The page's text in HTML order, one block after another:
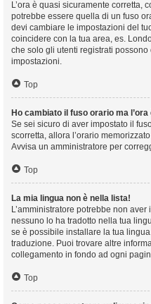
L’ora è quasi sicuramente corretta,
potrebbe essere quella di un fuso
devi cambiare le impostazioni del
coincidere con la tua area, es.
che solo gli utenti registrati
impostazioni.
Top
Ho cambiato il fuso orario ma
Se sei sicuro di aver impostato il
scorretta, allora l’orario
Avvisa un amministratore per
Top
La mia lingua non è nella lista!
L’amministratore potrebbe non
nessuno lo ha tradotto nella tua
se è possibile installare la tua
traduzione. Puoi trovare altre
collegamento in fondo ad ogni
Top